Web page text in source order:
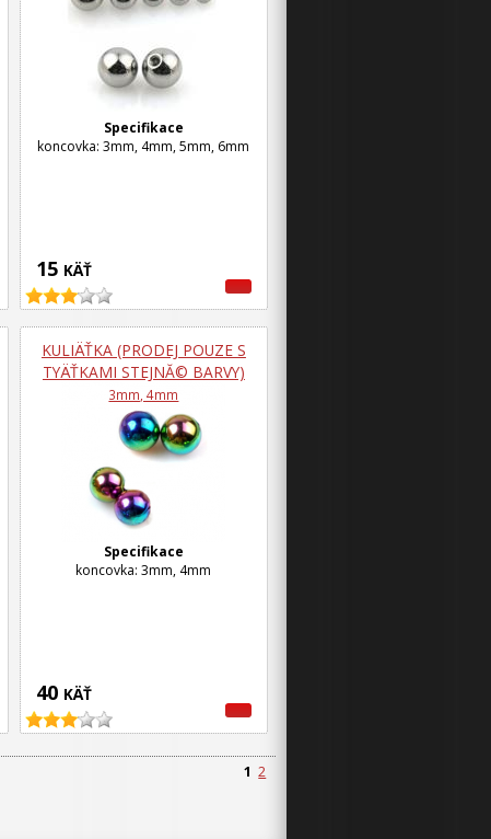
15 KÄŤ
Specifikace
koncovka: 3mm, 4mm, 5mm, 6mm
KULIÄŤKA (PRODEJ POUZE S
TYÄŤKAMI STEJNĂ© BARVY)
3mm, 4mm
40 KÄŤ
Specifikace
koncovka: 3mm, 4mm
1 2